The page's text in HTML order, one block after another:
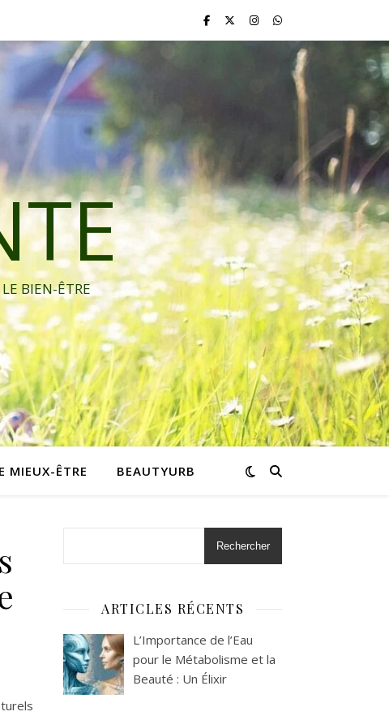
BIEN-ÊTRE
MIEUX-ÊTRE BEAUTYURB
sans EMPOISONNER avec des PRODUITS de NETTOYAGE
Rechercher
ARTICLES RÉCENTS
L’Importance de l’Eau
pour le Métabolisme et la
Beauté : Un Élixir